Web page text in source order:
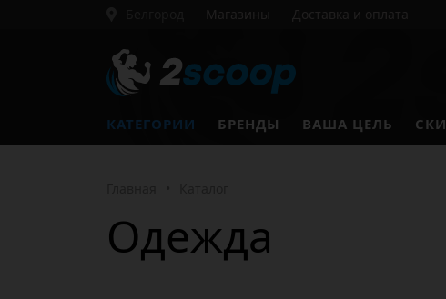
Магазины Доставка и оплата
КАТЕГОРИИ БРЕНДЫ ВАША ЦЕЛЬ
Одежда